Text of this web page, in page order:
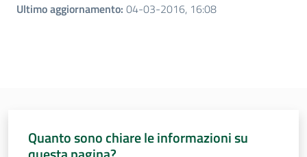
Ultimo aggiornamento: 04-03-2016, 16:08
Quanto sono chiare le informazioni su